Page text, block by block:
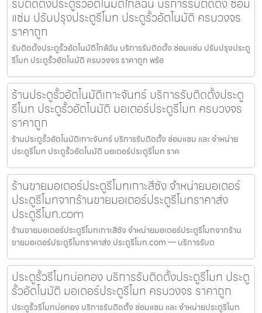
แซ่ม ปรับปรุงประตูรีโมท ประตูรั้วอัตโนมัติ ครบวงจร
ราคาถูก
รับติดตั้งประตูรั้วอัตโนมัติใกล้ฉัน บริการรับติดตั้ง ซ่อมแซ่ม ปรับปรุงประตู
รีโมท ประตูรั้วอัตโนมัติ ครบวงจร ราคาถูก พร้อ
ร้านประตูรั้วอัตโนมัติเกาะจันทร์ บริการรับติดตั้งประตู
รีโมท ประตูรั้วอัตโนมัติ มอเตอร์ประตูรีโมท ครบวงจร
ราคาถูก
ร้านประตูรั้วอัตโนมัติเกาะจันทร์ บริการรับติดตั้ง ซ่อมแซม และ จำหน่าย
ประตูรีโมท ประตูรั้วอัตโนมัติ มอเตอร์ประตูรีโมท ราค
ร้านขายมอเตอร์ประตูรีโมทเกาะสีชัง จำหน่ายมอเตอร์
ประตูรีโมทจากร้านขายมอเตอร์ประตูรีโมทราคาส่ง
ประตูรีโมท.com
ร้านขายมอเตอร์ประตูรีโมทเกาะสีชัง จำหน่ายมอเตอร์ประตูรีโมทจากร้าน
ขายมอเตอร์ประตูรีโมทราคาส่ง ประตูรีโมท.com — บริการรับต
ประตูรั้วรีโมทบ่อทอง บริการรับติดตั้งประตูรีโมท ประตู
รั้วอัตโนมัติ มอเตอร์ประตูรีโมท ครบวงจร ราคาถูก
ประตูรั้วรีโมทบ่อทอง บริการรับติดตั้ง ซ่อมแซม และ จำหน่ายประตูรีโมท